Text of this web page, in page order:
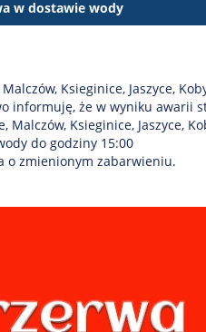
w dostawie wody
Ksieginice, Jaszyce,
informuję, że w wyniku
Ksieginice, Jaszyce,
do godziny 15:00
o zmienionym zabarwieniu.